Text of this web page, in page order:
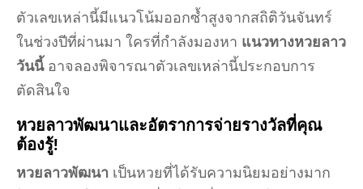
ตัวเลขเหล่านี้มีแนวโน้มออกซ้ำสูงจากสถิติวันจันทร์
ในช่วงปีที่ผ่านมา ใครที่กำลังมองหา แนวทางหวยลาว
วันนี้อาจลองพิจารณาตัวเลขเหล่านี้ประกอบการ
ตัดสินใจ
หวยลาวพัฒนาและอัตราการจ่ายรางวัลที่คุณ
ต้องรู้!
หวยลาวพัฒนา เป็นหวยที่ได้รับความนิยมอย่างมาก